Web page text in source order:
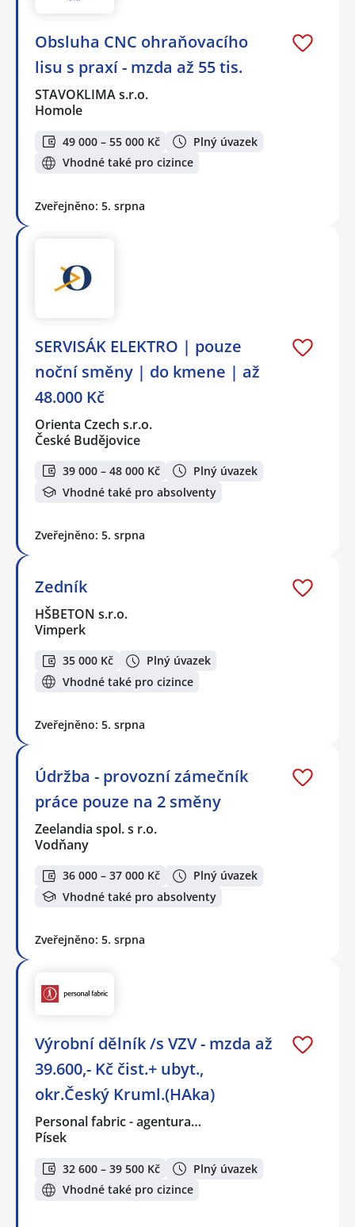
Obsluha CNC ohraňovacího
lisu s praxí - mzda až 55 tis.
STAVOKLIMA s.r.o.
Homole
49 000 – 55 000 Kč
Plný úvazek
Vhodné také pro cizince
Zveřejněno: 5. srpna
SERVISÁK ELEKTRO | pouze
noční směny | do kmene | až
48.000 Kč
Orienta Czech s.r.o.
České Budějovice
39 000 – 48 000 Kč
Plný úvazek
Vhodné také pro absolventy
Zveřejněno: 5. srpna
Zedník
HŠBETON s.r.o.
Vimperk
35 000 Kč
Plný úvazek
Vhodné také pro cizince
Zveřejněno: 5. srpna
Údržba - provozní zámečník
práce pouze na 2 směny
Zeelandia spol. s r.o.
Vodňany
36 000 – 37 000 Kč
Plný úvazek
Vhodné také pro absolventy
Zveřejněno: 5. srpna
Výrobní dělník /s VZV - mzda až
39.600,- Kč čist.+ ubyt.,
okr.Český Kruml.(HAka)
Personal fabric - agentura…
Písek
32 600 – 39 500 Kč
Plný úvazek
Vhodné také pro cizince